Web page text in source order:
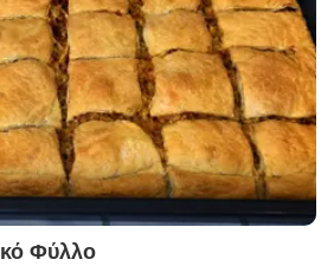
Φύλλο